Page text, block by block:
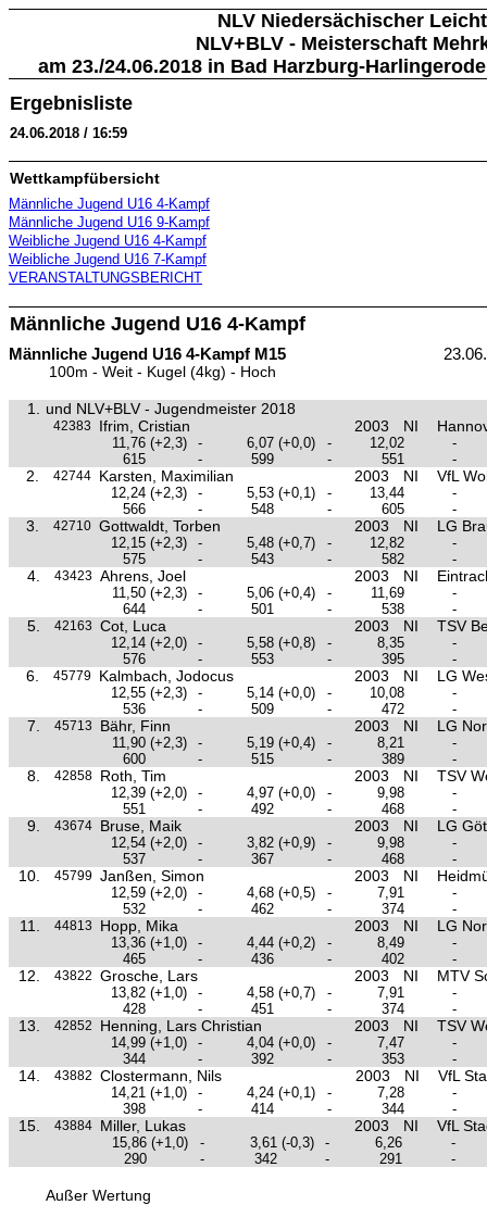
NLV Niedersächischer
NLV+BLV - Meisterschaft
am 23./24.06.2018 in Bad Harzburg-
Ergebnisliste
24.06.2018 / 16:59
Wettkampfübersicht
Männliche Jugend U16 4-Kampf
Männliche Jugend U16 9-Kampf
Weibliche Jugend U16 4-Kampf
Weibliche Jugend U16 7-Kampf
VERANSTALTUNGSBERICHT
Männliche Jugend U16 4-Kampf
Männliche Jugend U16 4-Kampf M15
100m - Weit - Kugel (4kg) - Hoch
1. und NLV+BLV - Jugendmeister 2018
42383 Ifrim, Cristian 2003 NI
11,76 (+2,3) - 6,07 (+0,0) - 12,02
-
615
- 599 - 551 -
2. 42744 Karsten, Maximilian 2003 NI VfL
12,24 (+2,3) - 5,53 (+0,1) - 13,44
-
566
- 548 - 605 -
3. 42710 Gottwaldt, Torben 2003 NI LG
12,15 (+2,3) - 5,48 (+0,7) - 12,82
-
575
- 543 - 582 -
4. 43423 Ahrens, Joel 2003 NI
11,50 (+2,3) - 5,06 (+0,4) - 11,69
-
644
- 501 - 538 -
5. 42163 Cot, Luca 2003 NI TSV
12,14 (+2,0) - 5,58 (+0,8) - 8,35
-
576
- 553 - 395 -
6. 45779 Kalmbach, Jodocus 2003 NI LG
12,55 (+2,3) - 5,14 (+0,0) - 10,08
-
536
- 509 - 472 -
7. 45713 Bähr, Finn 2003 NI LG
11,90 (+2,3) - 5,19 (+0,4) - 8,21
-
600
- 515 - 389 -
8. 42858 Roth, Tim 2003 NI TSV
12,39 (+2,0) - 4,97 (+0,0) - 9,98
-
551
- 492 - 468 -
9. 43674 Bruse, Maik 2003 NI LG
12,54 (+2,0) - 3,82 (+0,9) - 9,98
-
537
- 367 - 468 -
10. 45799 Janßen, Simon 2003 NI
12,59 (+2,0) - 4,68 (+0,5) - 7,91
-
532
- 462 - 374 -
11. 44813 Hopp, Mika 2003 NI LG
13,36 (+1,0) - 4,44 (+0,2) - 8,49
-
465
- 436 - 402 -
12. 43822 Grosche, Lars 2003 NI MTV
13,82 (+1,0) - 4,58 (+0,7) - 7,91
-
428
- 451 - 374 -
13. 42852 Henning, Lars Christian 2003 NI TSV
14,99 (+1,0) - 4,04 (+0,0) - 7,47
-
344
- 392 - 353 -
14. 43882 Clostermann, Nils 2003 NI VfL
14,21 (+1,0) - 4,24 (+0,1) - 7,28
-
398
- 414 - 344 -
15. 43884 Miller, Lukas 2003 NI VfL
15,86 (+1,0) - 3,61 (-0,3) - 6,26
-
290
- 342 - 291 -
Außer Wertung